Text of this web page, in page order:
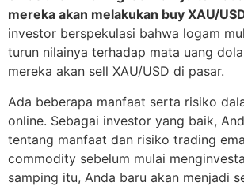
mereka akan melakukan buy XAU/
investor berspekulasi bahwa logam
turun nilainya terhadap mata uang
mereka akan sell XAU/USD di pasar.
Ada beberapa manfaat serta risiko
online. Sebagai investor yang baik,
tentang manfaat dan risiko trading
commodity sebelum mulai
samping itu, Anda baru akan menjadi